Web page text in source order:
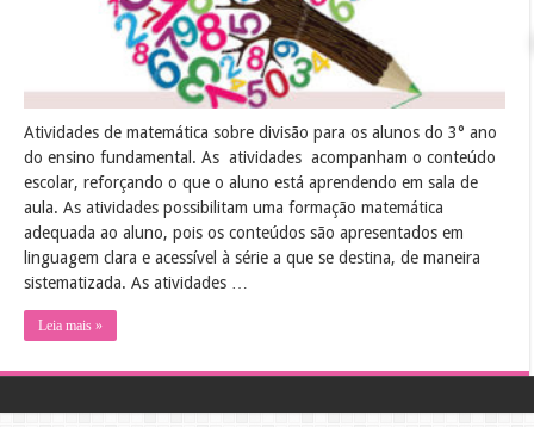
Atividades de matemática sobre divisão para os alunos do 3° ano
do ensino fundamental. As atividades acompanham o conteúdo
escolar, reforçando o que o aluno está aprendendo em sala de
aula. As atividades possibilitam uma formação matemática
adequada ao aluno, pois os conteúdos são apresentados em
linguagem clara e acessível à série a que se destina, de maneira
sistematizada. As atividades …
Leia mais »